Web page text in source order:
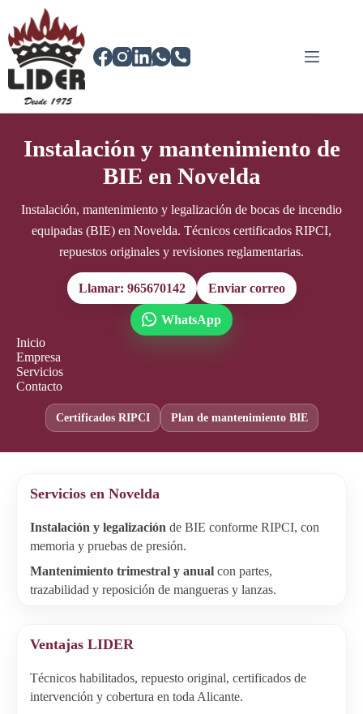
contenido
Instalación y mantenimiento de
BIE en Novelda
Instalación, mantenimiento y legalización de bocas de incendio
equipadas (BIE) en Novelda. Técnicos certificados RIPCI,
repuestos originales y revisiones reglamentarias.
Llamar: 965670142 Enviar correo
WhatsApp
Inicio
Empresa
Servicios
Contacto
Certificados RIPCI Plan de mantenimiento BIE
Servicios en Novelda
Instalación y legalización de BIE conforme RIPCI, con
memoria y pruebas de presión.
Mantenimiento trimestral y anual con partes,
trazabilidad y reposición de mangueras y lanzas.
Ventajas LIDER
Técnicos habilitados, repuesto original, certificados de
intervención y cobertura en toda Alicante.